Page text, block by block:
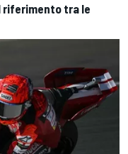
riferimento tra le